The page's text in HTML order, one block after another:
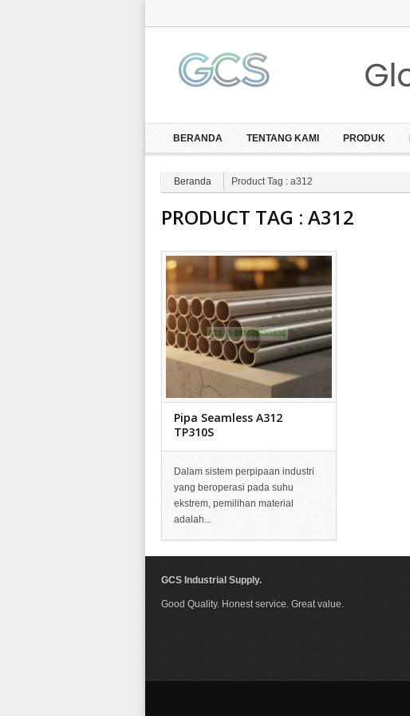
BERANDA TENTANG KAMI PRODUK
Beranda Product Tag : a312
PRODUCT TAG : A312
Pipa Seamless A312
TP310S
Dalam sistem perpipaan industri
yang beroperasi pada suhu
ekstrem, pemilihan material
adalah...
GCS Industrial Supply.
Good Quality. Honest service. Great value.